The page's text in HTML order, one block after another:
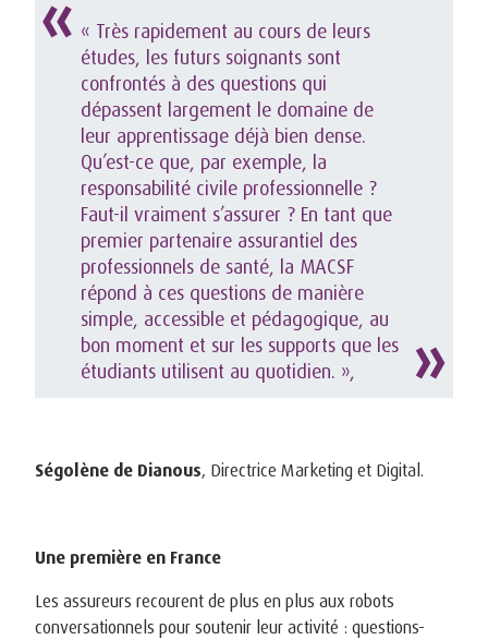
« Très rapidement au cours de leurs
études, les futurs soignants sont
confrontés à des questions qui
dépassent largement le domaine de
leur apprentissage déjà bien dense.
Qu’est-ce que, par exemple, la
responsabilité civile professionnelle ?
Faut-il vraiment s’assurer ? En tant que
premier partenaire assurantiel des
professionnels de santé, la MACSF
répond à ces questions de manière
simple, accessible et pédagogique, au
bon moment et sur les supports que les
étudiants utilisent au quotidien. »,
Ségolène de Dianous, Directrice Marketing et Digital.
Une première en France
Les assureurs recourent de plus en plus aux robots
conversationnels pour soutenir leur activité : questions-